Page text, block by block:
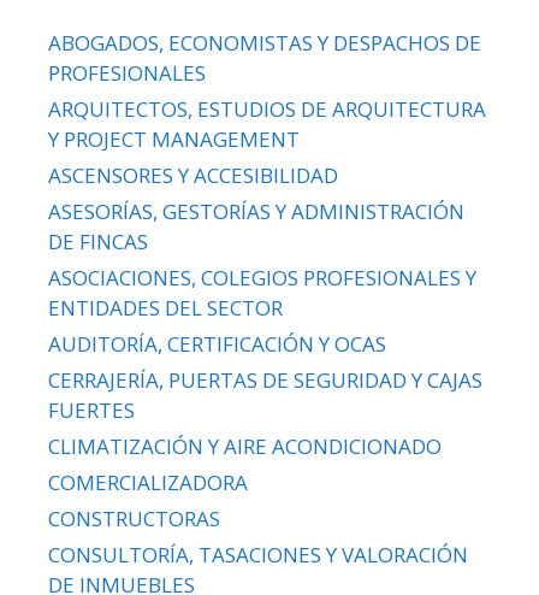
ABOGADOS, ECONOMISTAS Y DESPACHOS DE
PROFESIONALES
ARQUITECTOS, ESTUDIOS DE ARQUITECTURA
Y PROJECT MANAGEMENT
ASCENSORES Y ACCESIBILIDAD
ASESORÍAS, GESTORÍAS Y ADMINISTRACIÓN
DE FINCAS
ASOCIACIONES, COLEGIOS PROFESIONALES Y
ENTIDADES DEL SECTOR
AUDITORÍA, CERTIFICACIÓN Y OCAS
CERRAJERÍA, PUERTAS DE SEGURIDAD Y CAJAS
FUERTES
CLIMATIZACIÓN Y AIRE ACONDICIONADO
COMERCIALIZADORA
CONSTRUCTORAS
CONSULTORÍA, TASACIONES Y VALORACIÓN
DE INMUEBLES